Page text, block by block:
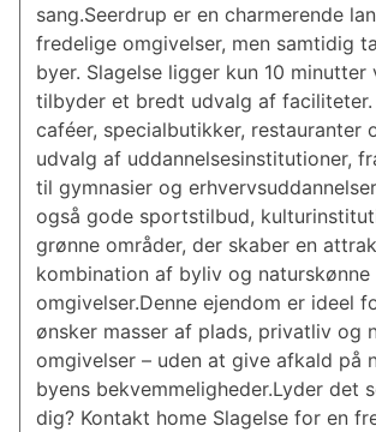
sang.Seerdrup er en charmerende
fredelige omgivelser, men samtidig
byer. Slagelse ligger kun 10
tilbyder et bredt udvalg af
caféer, specialbutikker, restauranter
udvalg af uddannelsesinstitutioner,
til gymnasier og
også gode sportstilbud,
grønne områder, der skaber en
kombination af byliv og naturskønne
omgivelser.Denne ejendom er ideel
ønsker masser af plads, privatliv og
omgivelser – uden at give afkald på
byens bekvemmeligheder.Lyder det
dig? Kontakt home Slagelse for en